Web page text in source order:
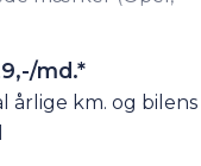
efter en guldaftale
der gerne vil
md.*
årlige km. og bilens